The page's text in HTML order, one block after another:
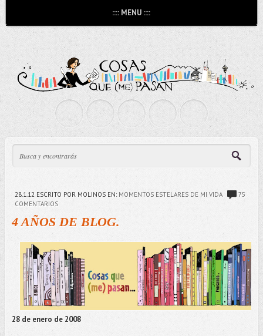
:::: MENU ::::
28.1.12 ESCRITO POR MOLINOS EN: MOMENTOS ESTELARES DE MI VIDA
75
COMENTARIOS
4 AÑOS DE BLOG.
28 de enero de 2008